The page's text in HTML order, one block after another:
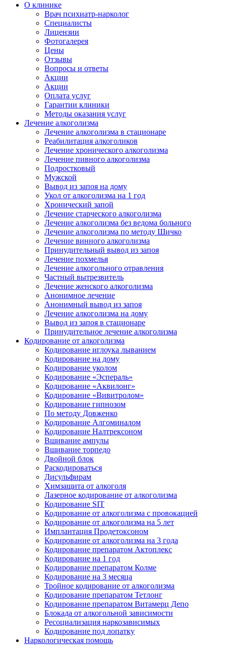
О клинике
Врач психиатр-нарколог
Специалисты
Лицензии
Фотогалерея
Цены
Отзывы
Вопросы и ответы
Акции
Акции
Оплата услуг
Гарантии клиники
Методы оказания услуг
Лечение алкоголизма
Лечение алкоголизма в стационаре
Реабилитация алкоголиков
Лечение хронического алкоголизма
Лечение пивного алкоголизма
Подростковый
Мужской
Вывод из запоя на дому
Укол от алкоголизма на 1 год
Хронический запой
Лечение старческого алкоголизма
Лечение алкоголизма без ведома больного
Лечение алкоголизма по методу Шичко
Лечение винного алкоголизма
Принудительный вывод из запоя
Лечение похмелья
Лечение алкогольного отравления
Частный вытрезвитель
Лечение женского алкоголизма
Анонимное лечение
Анонимный вывод из запоя
Лечение алкоголизма на дому
Вывод из запоя в стационаре
Принудительное лечение алкоголизма
Кодирование от алкоголизма
Кодирование иглоука лыванием
Кодирование на дому
Кодирование уколом
Кодирование «Эспераль»
Кодирование «Аквилонг»
Кодирование «Вивитролом»
Кодирование гипнозом
По методу Довженко
Кодирование Алгоминалом
Кодирование Налтрексоном
Вшивание ампулы
Вшивание торпедо
Двойной блок
Раскодироваться
Дисульфирам
Химзащита от алкоголя
Лазерное кодирование от алкоголизма
Кодирование SIT
Кодирование от алкоголизма с провокацией
Кодирование от алкоголизма на 5 лет
Имплантация Продетоксоном
Кодирование от алкоголизма на 3 года
Кодирование препаратом Актоплекс
Кодирование на 1 год
Кодирование препаратом Колме
Кодирование на 3 месяца
Тройное кодирование от алкоголизма
Кодирование препаратом Тетлонг
Кодирование препаратом Витамерц Депо
Блокада от алкогольной зависимости
Ресоциализация наркозависимых
Кодирование под лопатку
Наркологическая помощь